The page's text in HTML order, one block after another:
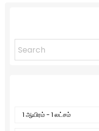
1 ஆயிரம் - 1 லட்சம்